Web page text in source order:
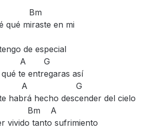
Bm
qué miraste en mi
de especial
A G
te entregaras así
A G
habrá hecho descender del cielo
Bm A
vivido tanto sufrimiento